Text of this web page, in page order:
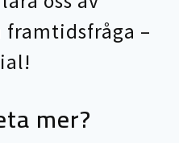
framtidsfråga –
mer?